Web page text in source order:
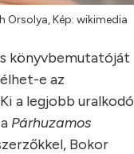
Orsolya, Kép: wikimedia
könyvbemutatóját
e az
a legjobb uralkodó
Párhuzamos
Bokor